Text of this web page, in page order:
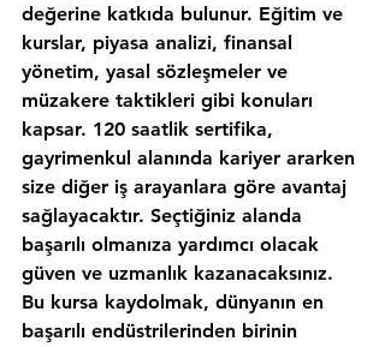
değerine katkıda bulunur. Eğitim ve
kurslar, piyasa analizi, finansal
yönetim, yasal sözleşmeler ve
müzakere taktikleri gibi konuları
kapsar. 120 saatlik sertifika,
gayrimenkul alanında kariyer ararken
size diğer iş arayanlara göre avantaj
sağlayacaktır. Seçtiğiniz alanda
başarılı olmanıza yardımcı olacak
güven ve uzmanlık kazanacaksınız.
Bu kursa kaydolmak, dünyanın en
başarılı endüstrilerinden birinin